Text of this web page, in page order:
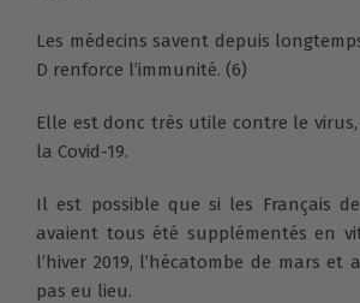
Les médecins savent depuis
D renforce l’immunité. (6)
Elle est donc très utile contre le
la Covid-19.
Il est possible que si les Français
avaient tous été supplémentés en
l’hiver 2019, l’hécatombe de mars et
pas eu lieu.